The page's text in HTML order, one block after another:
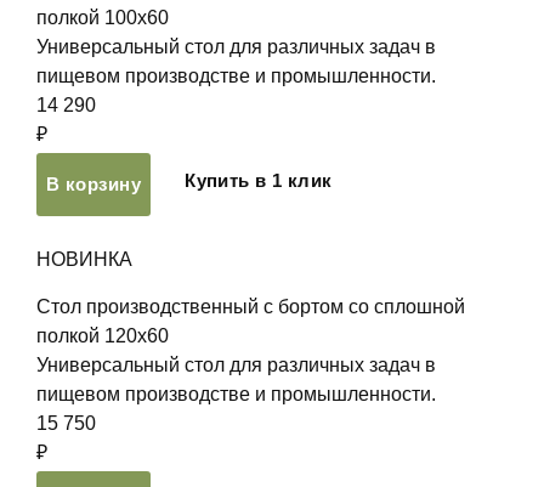
полкой 100х60
Универсальный стол для различных задач в
пищевом производстве и промышленности.
14 290
₽
В корзину Купить в 1 клик
НОВИНКА
Стол производственный с бортом со сплошной
полкой 120х60
Универсальный стол для различных задач в
пищевом производстве и промышленности.
15 750
₽